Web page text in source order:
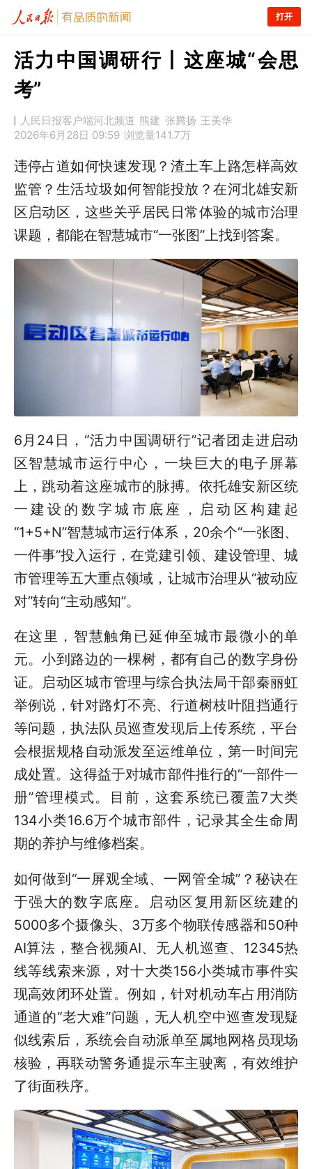
打开
活力中国调研行丨这座城“会思
考”
人民日报客户端河北频道 ​熊建 张腾扬 王美华
2026年6月28日 09:59 浏览量141.7万
违停占道如何快速发现？渣土车上路怎样高效
监管？生活垃圾如何智能投放？在河北雄安新
区启动区，这些关乎居民日常体验的城市治理
课题，都能在智慧城市“一张图”上找到答案。
6月24日，“活力中国调研行”记者团走进启动
区智慧城市运行中心，一块巨大的电子屏幕
上，跳动着这座城市的脉搏。依托雄安新区统
一建设的数字城市底座，启动区构建起
“1+5+N”智慧城市运行体系，20余个“一张图、
一件事”投入运行，在党建引领、建设管理、城
市管理等五大重点领域，让城市治理从“被动应
对”转向“主动感知”。
在这里，智慧触角已延伸至城市最微小的单
元。小到路边的一棵树，都有自己的数字身份
证。启动区城市管理与综合执法局干部秦丽虹
举例说，针对路灯不亮、行道树枝叶阻挡通行
等问题，执法队员巡查发现后上传系统，平台
会根据规格自动派发至运维单位，第一时间完
成处置。这得益于对城市部件推行的“一部件一
册”管理模式。目前，这套系统已覆盖7大类
134小类16.6万个城市部件，记录其全生命周
期的养护与维修档案。
如何做到“一屏观全域、一网管全城”？秘诀在
于强大的数字底座。启动区复用新区统建的
5000多个摄像头、3万多个物联传感器和50种
AI算法，整合视频AI、无人机巡查、12345热
线等线索来源，对十大类156小类城市事件实
现高效闭环处置。例如，针对机动车占用消防
通道的“老大难”问题，无人机空中巡查发现疑
似线索后，系统会自动派单至属地网格员现场
核验，再联动警务通提示车主驶离，有效维护
了街面秩序。